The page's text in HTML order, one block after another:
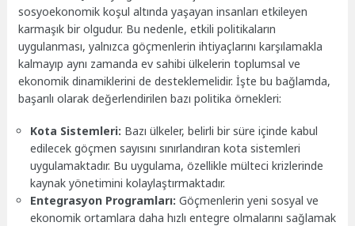
sosyoekonomik koşul altında yaşayan insanları etkileyen
karmaşık bir olgudur. Bu nedenle, etkili politikaların
uygulanması, yalnızca göçmenlerin ihtiyaçlarını karşılamakla
kalmayıp aynı zamanda ev sahibi ülkelerin toplumsal ve
ekonomik dinamiklerini de desteklemelidir. İşte bu bağlamda,
başarılı olarak değerlendirilen bazı politika örnekleri:
Kota Sistemleri: Bazı ülkeler, belirli bir süre içinde kabul
edilecek göçmen sayısını sınırlandıran kota sistemleri
uygulamaktadır. Bu uygulama, özellikle mülteci krizlerinde
kaynak yönetimini kolaylaştırmaktadır.
Entegrasyon Programları: Göçmenlerin yeni sosyal ve
ekonomik ortamlara daha hızlı entegre olmalarını sağlamak